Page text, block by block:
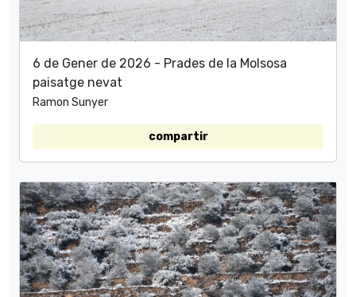
6 de Gener de 2026 - Prades de la Molsosa
paisatge nevat
Ramon Sunyer
compartir